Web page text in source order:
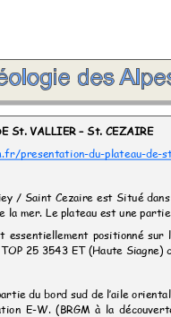
St. VALLIER–St. CEZAIRE
presentation-du-plateau-
/ Saint Cezaire est Situé
la mer. Le plateau est une
essentiellement positionné
25 3543 ET (Haute
du bord sud de l’aile
E-W. (BRGM à la